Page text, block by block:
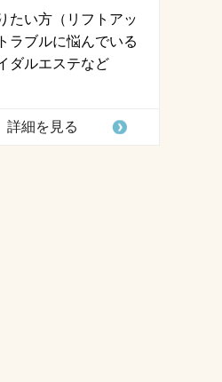
たい方（リフトアッ
ラブルに悩んでいる
ダルエステなど
詳細を見る